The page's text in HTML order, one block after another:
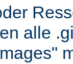
alle